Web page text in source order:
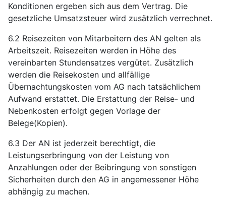
Konditionen ergeben sich aus dem Vertrag. Die
gesetzliche Umsatzsteuer wird zusätzlich verrechnet.
6.2 Reisezeiten von Mitarbeitern des AN gelten als
Arbeitszeit. Reisezeiten werden in Höhe des
vereinbarten Stundensatzes vergütet. Zusätzlich
werden die Reisekosten und allfällige
Übernachtungskosten vom AG nach tatsächlichem
Aufwand erstattet. Die Erstattung der Reise- und
Nebenkosten erfolgt gegen Vorlage der
Belege(Kopien).
6.3 Der AN ist jederzeit berechtigt, die
Leistungserbringung von der Leistung von
Anzahlungen oder der Beibringung von sonstigen
Sicherheiten durch den AG in angemessener Höhe
abhängig zu machen.